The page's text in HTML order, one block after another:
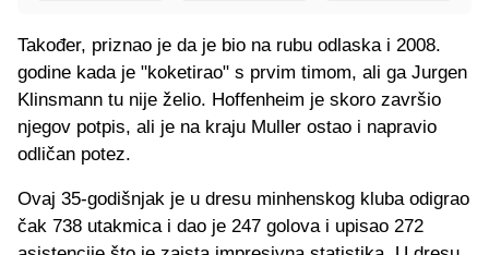
Također, priznao je da je bio na rubu odlaska i 2008.
godine kada je "koketirao" s prvim timom, ali ga Jurgen
Klinsmann tu nije želio. Hoffenheim je skoro završio
njegov potpis, ali je na kraju Muller ostao i napravio
odličan potez.
Ovaj 35-godišnjak je u dresu minhenskog kluba odigrao
čak 738 utakmica i dao je 247 golova i upisao 272